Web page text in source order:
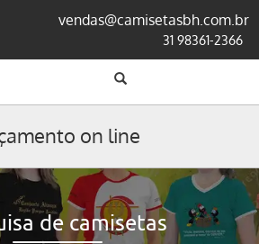
vendas@camisetasbh.com.br
31 98361-2366
on line
de camisetas